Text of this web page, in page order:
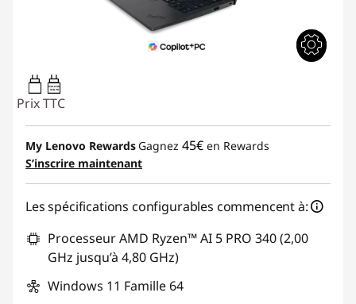
65W-65W
USB PD
Prix TTC
My Lenovo Rewards Gagnez 45€ en Rewards
S’inscrire maintenant
Les spécifications configurables commencent à:
Processeur AMD Ryzen™ AI 5 PRO 340 (2,00
GHz jusqu’à 4,80 GHz)
Windows 11 Famille 64